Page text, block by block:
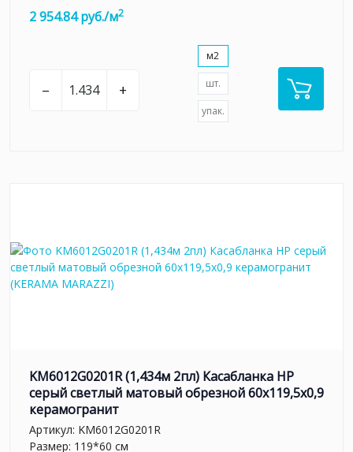
2 954.84 руб./м2
– +
м2
шт.
упак.
KM6012G0201R (1,434м 2пл) Касабланка HP
серый светлый матовый обрезной 60x119,5x0,9
керамогранит
Артикул: KM6012G0201R
Размер: 119*60 см